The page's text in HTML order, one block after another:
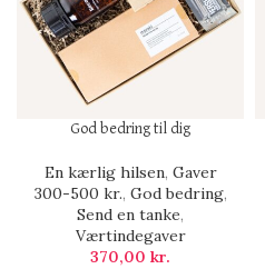
God bedring til dig
En kærlig hilsen, Gaver
300-500 kr., God bedring,
Send en tanke,
Værtindegaver
370,00 kr.